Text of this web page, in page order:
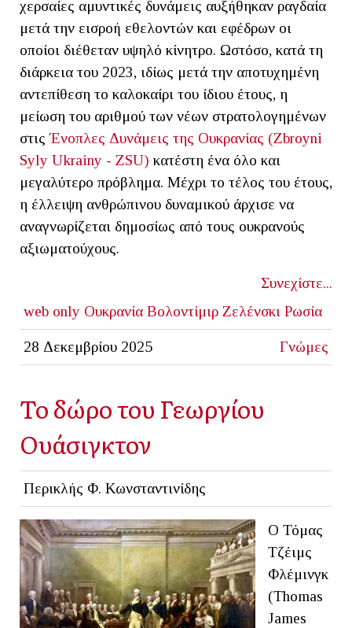
χερσαίες αμυντικές δυνάμεις αυξήθηκαν ραγδαία
μετά την εισροή εθελοντών και εφέδρων οι
οποίοι διέθεταν υψηλό κίνητρο. Ωστόσο, κατά τη
διάρκεια του 2023, ιδίως μετά την αποτυχημένη
αντεπίθεση το καλοκαίρι του ίδιου έτους, η
μείωση του αριθμού των νέων στρατολογημένων
στιςΈνοπλες Δυνάμεις της Ουκρανίας (Zbroyni
Syly Ukrainy - ZSU) κατέστη ένα όλο και
μεγαλύτερο πρόβλημα. Μέχρι το τέλος του έτους,
η έλλειψη ανθρώπινου δυναμικού άρχισε να
αναγνωρίζεται δημοσίως από τους ουκρανούς
αξιωματούχους.
Συνεχίστε...
web only Ουκρανία Βολοντίμιρ Ζελένσκι Ρωσία
28 Δεκεμβρίου 2025 Γνώμες
To δώρο του Γεωργίου
Ουάσιγκτον
Περικλής Φ. Κωνσταντινίδης
Ο Τόμας
Τζέιμς
Φλέμινγκ
(Thomas
James